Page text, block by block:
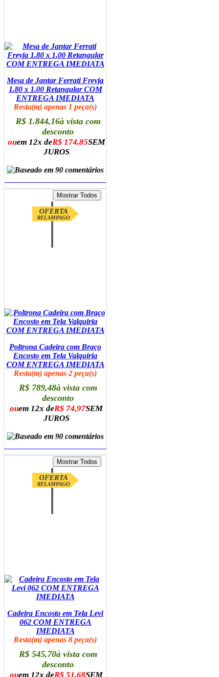
Mesa de Jantar Ferrati Freyja
1.80 x 1.00 Retangular COM
ENTREGA IMEDIATA
Resta(m) apenas 1 peça(s)
R$ 1.844,16à vista com
desconto
ouem 12x deR$ 174,85SEM
JUROS
OFERTA
RELAMPAGO
Poltrona Cadeira com Braço
Encosto em Tela Valquiria
COM ENTREGA IMEDIATA
Resta(m) apenas 2 peça(s)
R$ 789,48à vista com
desconto
ouem 12x deR$ 74,97SEM
JUROS
OFERTA
RELAMPAGO
Cadeira Encosto em Tela Levi
062 COM ENTREGA
IMEDIATA
Resta(m) apenas 8 peça(s)
R$ 545,70à vista com
desconto
ouem 12x deR$ 51,68SEM